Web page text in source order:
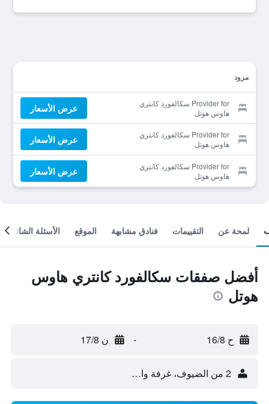
مزود
Provider for سكالفورد كانتري
هاوس هوتل
عرض الأسعار
Provider for سكالفورد كانتري
هاوس هوتل
عرض الأسعار
Provider for سكالفورد كانتري
هاوس هوتل
عرض الأسعار
لمحة عن التقييمات فنادق مشابهة الموقع الأسئلة الشائعة
أفضل صفقات سكالفورد كانتري هاوس
هوتل
ح 16/8 - ن 17/8
2 من الضيوف، غرفة واحدة